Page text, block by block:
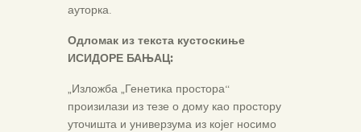
ауторка.
Одломак из текста кустоскиње
ИСИДОРЕ БАЊАЦ:
„Изложба „Генетика простора“
произилази из тезе о дому као простору
уточишта и универзума из којег носимо